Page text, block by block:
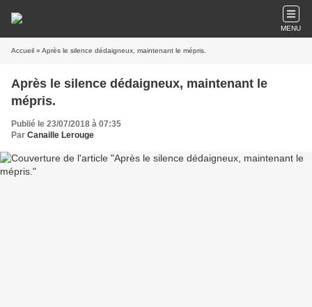
MENU
Accueil » Après le silence dédaigneux, maintenant le mépris.
Après le silence dédaigneux, maintenant le
mépris.
Publié le 23/07/2018 à 07:35
Par Canaille Lerouge